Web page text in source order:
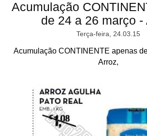
Acumulação
de 24 a 26 março -
Terça-feira, 24.03.15
Acumulação CONTINENTE apenas
Arroz,